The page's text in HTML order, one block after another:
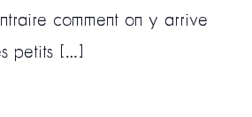
comment on y arrive
petits […]